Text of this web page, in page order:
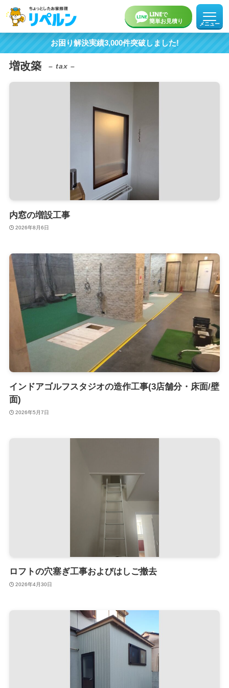
LINE LINEで
簡単お見積り
メニュー
ホーム
お役立ち記事
事例一覧
お困り解決実績3,000件突破しました!
増改築 – tax –
内窓の増設工事
2026年8月6日
インドアゴルフスタジオの造作工事(3店舗分・床面/壁
面)
2026年5月7日
ロフトの穴塞ぎ工事およびはしご撤去
2026年4月30日